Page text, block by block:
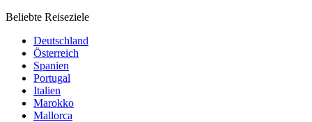
Beliebte Reiseziele
Deutschland
Österreich
Spanien
Portugal
Italien
Marokko
Mallorca